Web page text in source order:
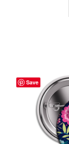
Save